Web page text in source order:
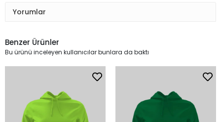
Yorumlar
Benzer Ürünler
Bu ürünü inceleyen kullanıcılar bunlara da baktı